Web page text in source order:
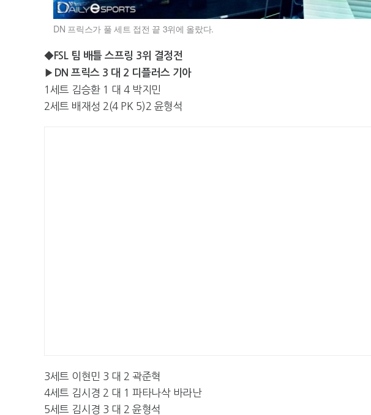
DN 프릭스가 풀 세트 접전 끝 3위에 올랐다.
◆FSL 팀 배틀 스프링 3위 결정전
▶DN 프릭스 3 대 2 디플러스 기아
1세트 김승환 1 대 4 박지민
2세트 배재성 2(4 PK 5)2 윤형석
3세트 이현민 3 대 2 곽준혁
4세트 김시경 2 대 1 파타나삭 바라난
5세트 김시경 3 대 2 윤형석